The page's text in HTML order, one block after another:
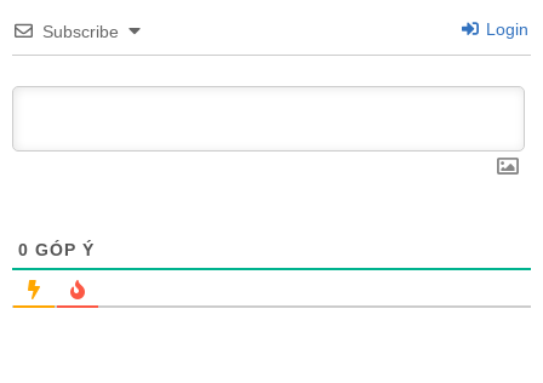
Subscribe Login
0 GÓP Ý